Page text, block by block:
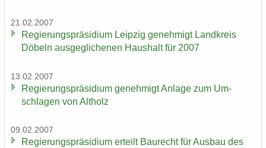
21.02.2007
Re­gie­rungs­prä­si­di­um Leip­zig ge­neh­migt Land­kreis
Dö­beln aus­ge­gli­che­nen Haus­halt für 2007
13.02.2007
Re­gie­rungs­prä­si­di­um ge­neh­migt An­la­ge zum Um­
schla­gen von Alt­holz
09.02.2007
Re­gie­rungs­prä­si­di­um er­teilt Bau­recht für Aus­bau des